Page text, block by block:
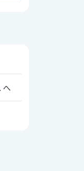
へ